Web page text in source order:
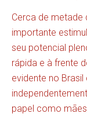
Cerca de metade
importante
seu potencial
rápida e à frente
evidente no Brasil
papel como